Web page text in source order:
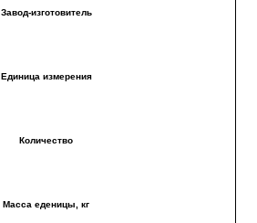
Завод-изготовитель
Единица измерения
Количество
Масса еденицы, кг